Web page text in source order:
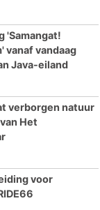
'Samangat!
vanaf vandaag
Java-eiland
verborgen natuur
Het
voor